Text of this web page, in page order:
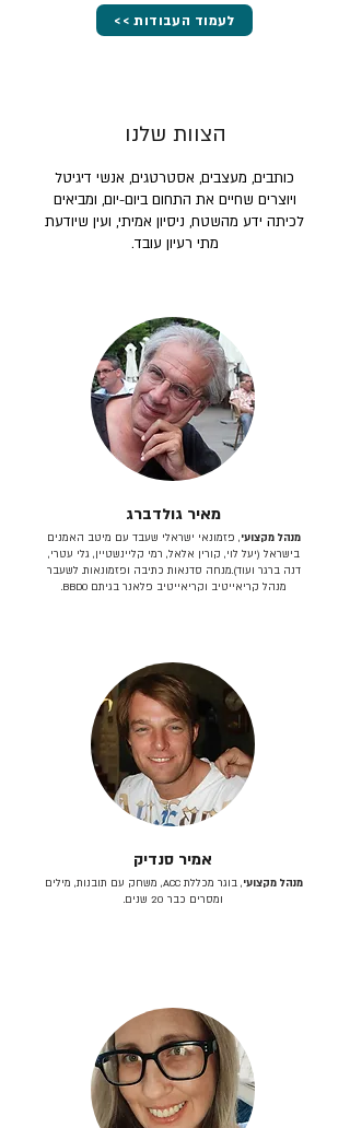
<< לעמוד העבודות
הצוות שלנו
כותבים, מעצבים, אסטרטגים, אנשי דיגיטל
ויוצרים שחיים את התחום ביום-יום, ומביאים
לכיתה ידע מהשטח, ניסיון אמיתי, ועין שיודעת
מתי רעיון עובד.
מאיר גולדברג
מנהל מקצועי, פזמונאי ישראלי שעבד עם מיטב האמנים
בישראל (יעל לוי, קורין אלאל, רמי קליינשטיין, גלי עטרי,
דנה ברגר ועוד).מנחה סדנאות כתיבה ופזמונאות. לשעבר
מנהל קריאייטיב וקריאייטיב פלאנר בגיתם BBDO.
אמיר סנדיק
מנהל מקצועי
, בוגר מכללת ACC, משחק עם תובנות, מילים
ומסרים כבר 20 שנים.